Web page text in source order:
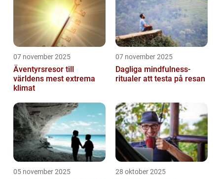
07 november 2025
Äventyrsresor till
världens mest extrema
klimat
07 november 2025
Dagliga mindfulness-
ritualer att testa på resan
05 november 2025 28 oktober 2025